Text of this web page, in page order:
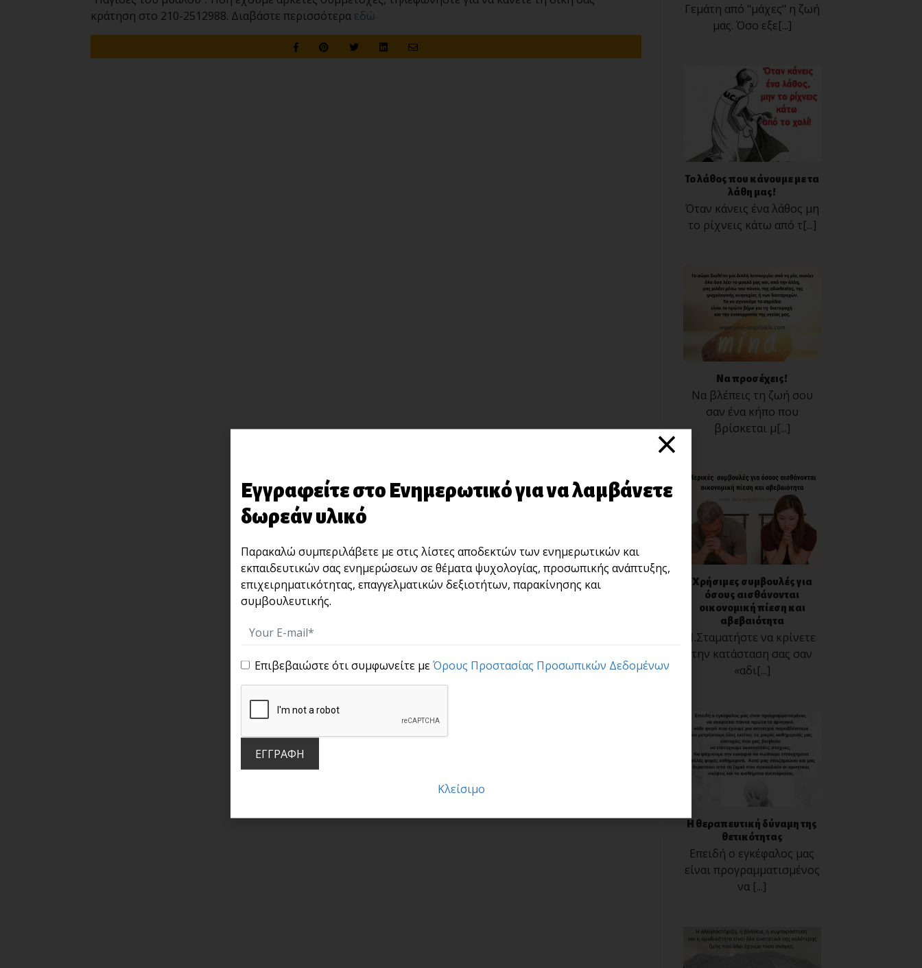
κράτηση στο 210-2512988. Διαβάστε περισσότερα εδώ
Γεμάτη από "μάχες" η ζωή
μας. Όσο εξε[...]
Το λάθος που κάνουμε με τα
λάθη μας!
Όταν κάνεις ένα λάθος μη
το ρίχνεις κάτω από τ[...]
Να προσέχεις!
Να βλέπεις τη ζωή σου
σαν ένα κήπο που
βρίσκεται μ[...]
Χρήσιμες συμβουλές για
όσους αισθάνονται
οικονομική πίεση και
αβεβαιότητα
1.Σταματήστε να κρίνετε
την κατάσταση σας σαν
«αδι[...]
Η θεραπευτική δύναμη της
θετικότητας
Επειδή ο εγκέφαλος μας
είναι προγραμματισμένος
να [...]
×
Εγγραφείτε στο Ενημερωτικό για να λαμβάνετε
δωρεάν υλικό
Παρακαλώ συμπεριλάβετε με στις λίστες αποδεκτών των ενημερωτικών και
εκπαιδευτικών σας ενημερώσεων σε θέματα ψυχολογίας, προσωπικής ανάπτυξης,
επιχειρηματικότητας, επαγγελματικών δεξιοτήτων, παρακίνησης και
συμβουλευτικής.
Επιβεβαιώστε ότι συμφωνείτε μεΌρους Προστασίας Προσωπικών Δεδομένων
ΕΓΓΡΑΦΗ
Κλείσιμο